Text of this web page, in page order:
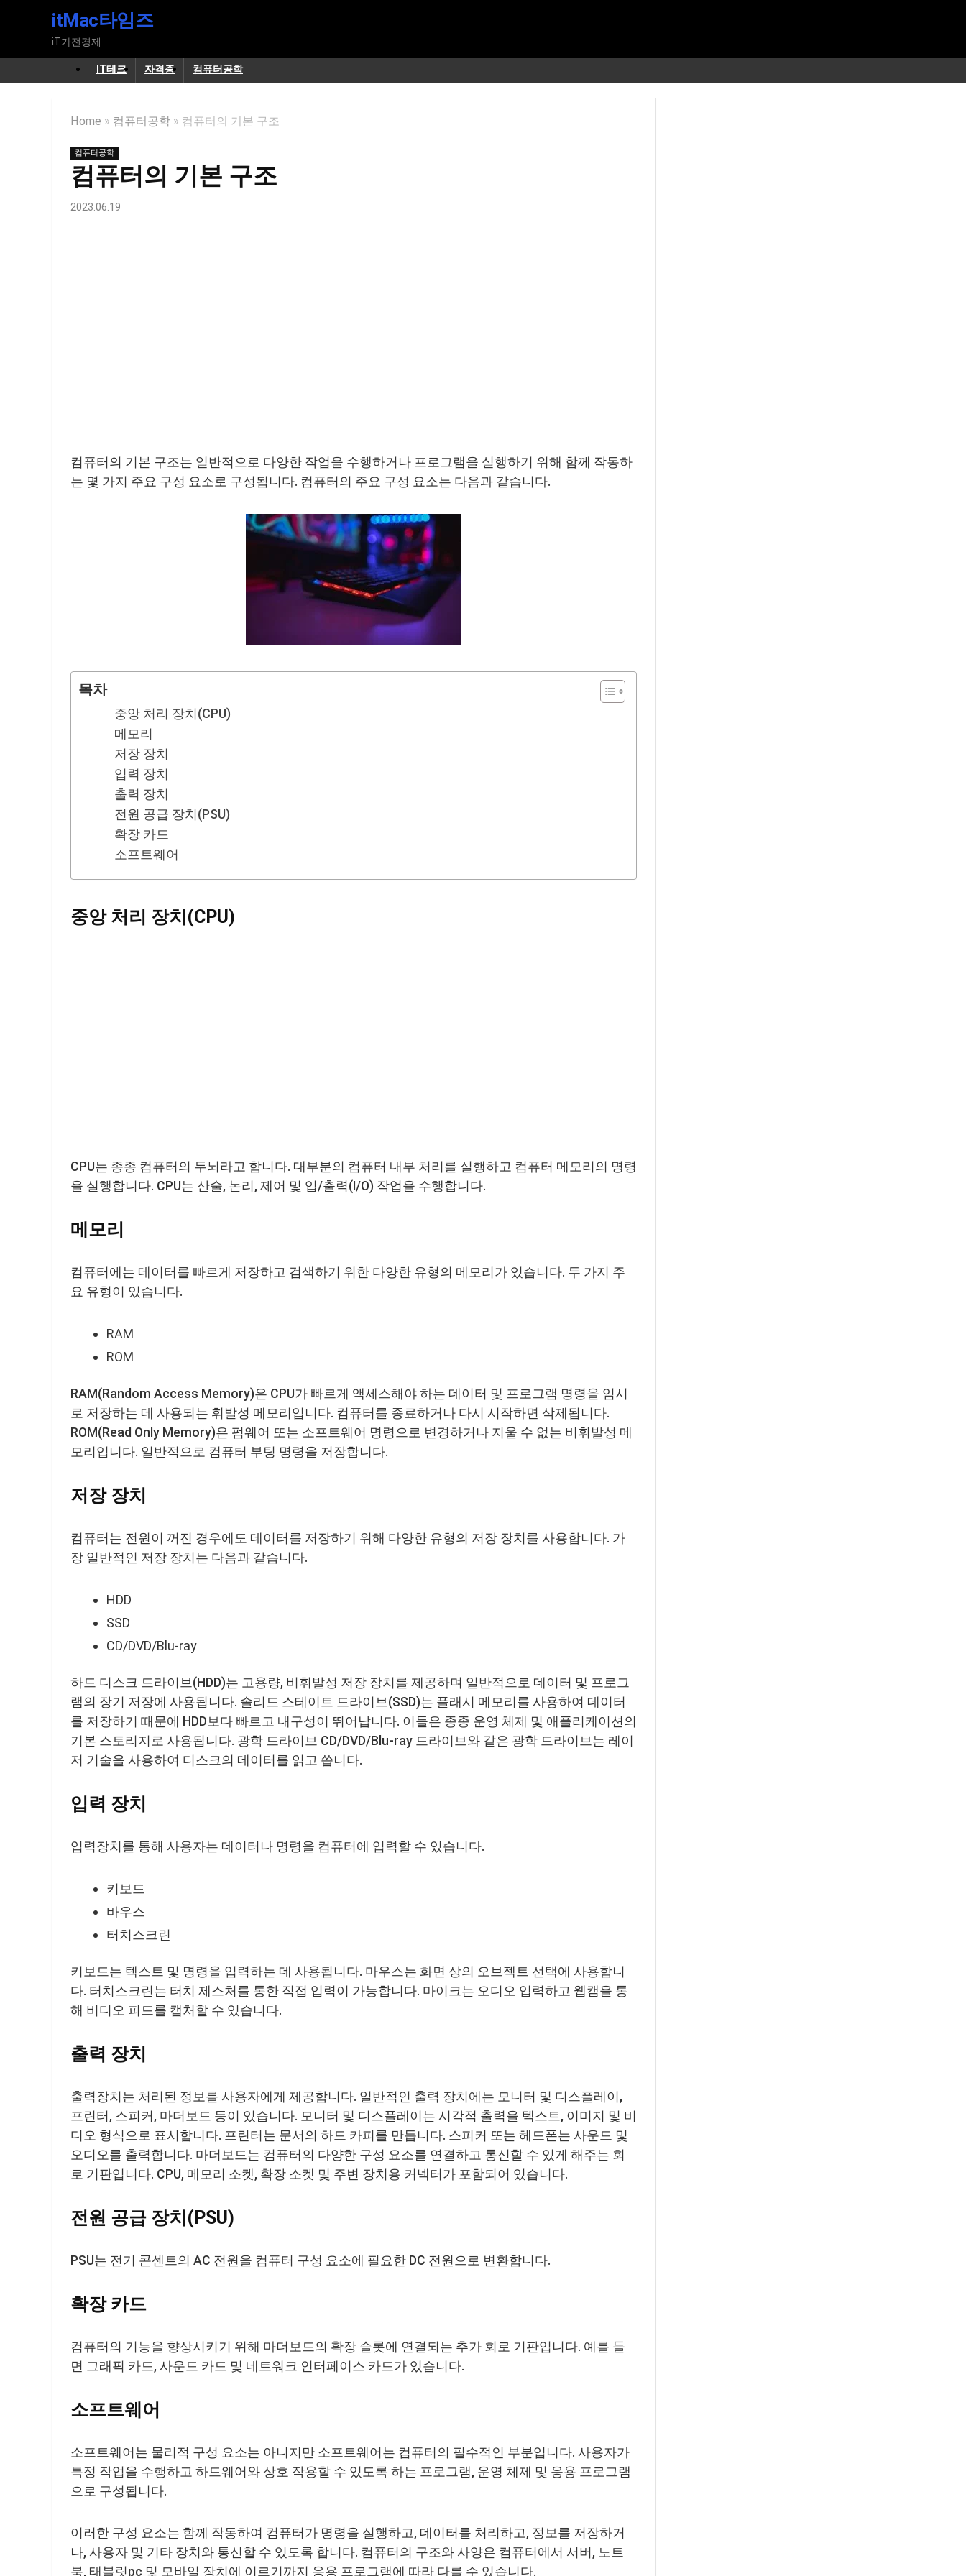
itMac타임즈
iT가전경제
IT테크 자격증 컴퓨터공학
Home » 컴퓨터공학 » 컴퓨터의 기본 구조
컴퓨터공학
컴퓨터의 기본 구조
2023.06.19
컴퓨터의 기본 구조는 일반적으로 다양한 작업을 수행하거나 프로그램을 실행하기 위해 함께 작동하
는 몇 가지 주요 구성 요소로 구성됩니다. 컴퓨터의 주요 구성 요소는 다음과 같습니다.
목차
중앙 처리 장치(CPU)
메모리
저장 장치
입력 장치
출력 장치
전원 공급 장치(PSU)
확장 카드
소프트웨어
중앙 처리 장치(CPU)
CPU는 종종 컴퓨터의 두뇌라고 합니다. 대부분의 컴퓨터 내부 처리를 실행하고 컴퓨터 메모리의 명령
을 실행합니다. CPU는 산술, 논리, 제어 및 입/출력(I/O) 작업을 수행합니다.
메모리
컴퓨터에는 데이터를 빠르게 저장하고 검색하기 위한 다양한 유형의 메모리가 있습니다. 두 가지 주
요 유형이 있습니다.
RAM
ROM
RAM(Random Access Memory)은 CPU가 빠르게 액세스해야 하는 데이터 및 프로그램 명령을 임시
로 저장하는 데 사용되는 휘발성 메모리입니다. 컴퓨터를 종료하거나 다시 시작하면 삭제됩니다.
ROM(Read Only Memory)은 펌웨어 또는 소프트웨어 명령으로 변경하거나 지울 수 없는 비휘발성 메
모리입니다. 일반적으로 컴퓨터 부팅 명령을 저장합니다.
저장 장치
컴퓨터는 전원이 꺼진 경우에도 데이터를 저장하기 위해 다양한 유형의 저장 장치를 사용합니다. 가
장 일반적인 저장 장치는 다음과 같습니다.
HDD
SSD
CD/DVD/Blu-ray
하드 디스크 드라이브(HDD)는 고용량, 비휘발성 저장 장치를 제공하며 일반적으로 데이터 및 프로그
램의 장기 저장에 사용됩니다. 솔리드 스테이트 드라이브(SSD)는 플래시 메모리를 사용하여 데이터
를 저장하기 때문에 HDD보다 빠르고 내구성이 뛰어납니다. 이들은 종종 운영 체제 및 애플리케이션의
기본 스토리지로 사용됩니다. 광학 드라이브 CD/DVD/Blu-ray 드라이브와 같은 광학 드라이브는 레이
저 기술을 사용하여 디스크의 데이터를 읽고 씁니다.
입력 장치
입력장치를 통해 사용자는 데이터나 명령을 컴퓨터에 입력할 수 있습니다.
키보드
바우스
터치스크린
키보드는 텍스트 및 명령을 입력하는 데 사용됩니다. 마우스는 화면 상의 오브젝트 선택에 사용합니
다. 터치스크린는 터치 제스처를 통한 직접 입력이 가능합니다. 마이크는 오디오 입력하고 웹캠을 통
해 비디오 피드를 캡처할 수 있습니다.
출력 장치
출력장치는 처리된 정보를 사용자에게 제공합니다. 일반적인 출력 장치에는 모니터 및 디스플레이,
프린터, 스피커, 마더보드 등이 있습니다. 모니터 및 디스플레이는 시각적 출력을 텍스트, 이미지 및 비
디오 형식으로 표시합니다. 프린터는 문서의 하드 카피를 만듭니다. 스피커 또는 헤드폰는 사운드 및
오디오를 출력합니다. 마더보드는 컴퓨터의 다양한 구성 요소를 연결하고 통신할 수 있게 해주는 회
로 기판입니다. CPU, 메모리 소켓, 확장 소켓 및 주변 장치용 커넥터가 포함되어 있습니다.
전원 공급 장치(PSU)
PSU는 전기 콘센트의 AC 전원을 컴퓨터 구성 요소에 필요한 DC 전원으로 변환합니다.
확장 카드
컴퓨터의 기능을 향상시키기 위해 마더보드의 확장 슬롯에 연결되는 추가 회로 기판입니다. 예를 들
면 그래픽 카드, 사운드 카드 및 네트워크 인터페이스 카드가 있습니다.
소프트웨어
소프트웨어는 물리적 구성 요소는 아니지만 소프트웨어는 컴퓨터의 필수적인 부분입니다. 사용자가
특정 작업을 수행하고 하드웨어와 상호 작용할 수 있도록 하는 프로그램, 운영 체제 및 응용 프로그램
으로 구성됩니다.
이러한 구성 요소는 함께 작동하여 컴퓨터가 명령을 실행하고, 데이터를 처리하고, 정보를 저장하거
나, 사용자 및 기타 장치와 통신할 수 있도록 합니다. 컴퓨터의 구조와 사양은 컴퓨터에서 서버, 노트
북, 태블릿pc 및 모바일 장치에 이르기까지 응용 프로그램에 따라 다를 수 있습니다.